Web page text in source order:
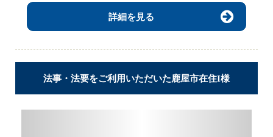
詳細を見る
法事・法要をご利用いただいた鹿屋市在住I様